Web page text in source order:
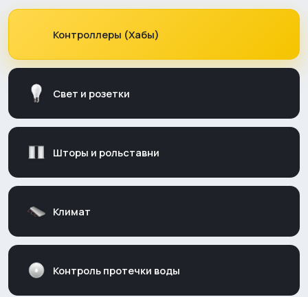
Контроллеры (Хабы)
Свет и розетки
Шторы и рольставни
Климат
Контроль протечки воды